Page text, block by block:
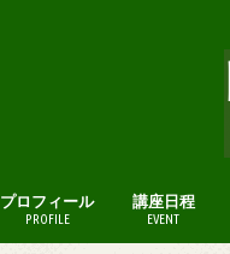
プロフィール
PROFILE
講座日程
EVENT